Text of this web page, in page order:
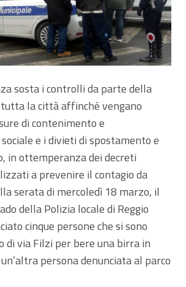
sosta i controlli da parte della
la città affinché vengano
di contenimento e
e i divieti di spostamento e
in ottemperanza dei decreti
a prevenire il contagio da
serata di mercoledì 18 marzo, il
della Polizia locale di Reggio
cinque persone che si sono
di via Filzi per bere una birra in
persona denunciata al parco